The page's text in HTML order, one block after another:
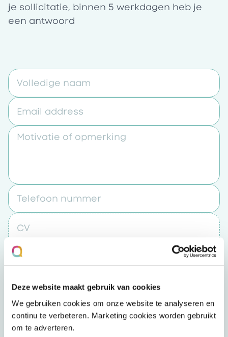
Deze website maakt gebruik van cookies
We gebruiken cookies om onze website te analyseren en
continu te verbeteren. Marketing cookies worden gebruikt
om te adverteren.
je sollicitatie, binnen 5 werkdagen heb je
een antwoord
Volledige naam
Email address
Motivatie of opmerking
Telefoon nummer
CV
Door op “verzenden” te klikken accepteert u
hetprivacybeleid